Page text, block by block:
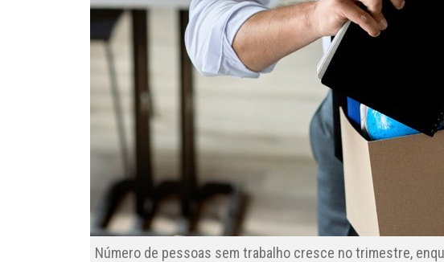
Número de pessoas sem trabalho cresce no trimestre,